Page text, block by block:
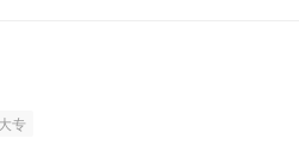
大专